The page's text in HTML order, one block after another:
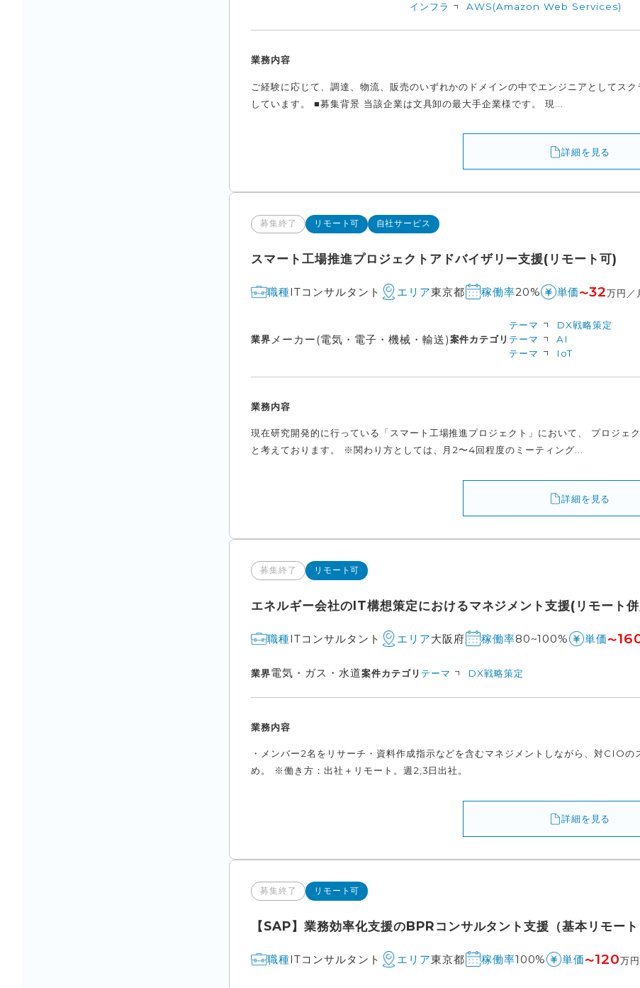
インフラ
AWS(Amazon Web Services)
業務内容
ご経験に応じて、調達、物流、販売のいずれかのドメインの中でエンジニアとしてス
しています。 ■募集背景 当該企業は文具卸の最大手企業様です。 現...
詳細を見る
募集終了 リモート可 自社サービス
スマート工場推進プロジェクトアドバイザリー支援(リモート可)
職種ITコンサルタント エリア東京都 稼働率20% 単価〜32万円／
業界 メーカー(電気・電子・機械・輸送)案件カテゴリ
テーマ
DX戦略策定
テーマ
AI
テーマ
IoT
業務内容
現在研究開発的に行っている「スマート工場推進プロジェクト」において、 プロジェ
と考えております。 ※関わり方としては、月2〜4回程度のミーティング...
詳細を見る
募集終了 リモート可
エネルギー会社のIT構想策定におけるマネジメント支援(リモート
職種ITコンサルタント エリア大阪府 稼働率80~100% 単価〜
業界電気・ガス・水道案件カテゴリ テーマ DX戦略策定
業務内容
・メンバー2名をリサーチ・資料作成指示などを含むマネジメントしながら、対CIO
め。 ※働き方：出社＋リモート。週2,3日出社。
詳細を見る
募集終了 リモート可
【SAP】業務効率化支援のBPRコンサルタント支援（基本リモート
職種ITコンサルタント エリア東京都 稼働率100% 単価〜120万